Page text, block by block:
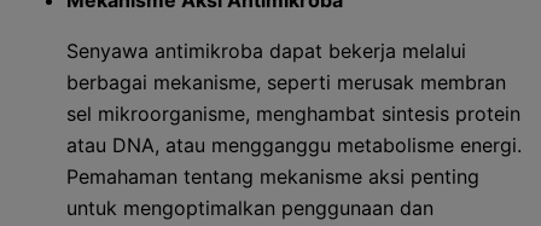
Senyawa antimikroba dapat bekerja melalui
berbagai mekanisme, seperti merusak membran
sel mikroorganisme, menghambat sintesis protein
atau DNA, atau mengganggu metabolisme energi.
Pemahaman tentang mekanisme aksi penting
untuk mengoptimalkan penggunaan dan